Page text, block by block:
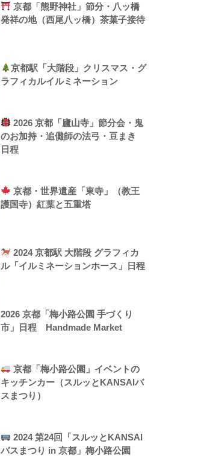
京都「熊野神社」節分・八ッ橋
発祥の地（西尾八ッ橋）茶菓子接待
京都駅「大階段」クリスマス・グ
ラフィカルイルミネーション
2026 京都「廬山寺」節分会・鬼
のお加持・追儺師の法弓・豆まき
日程
京都・世界遺産「東寺」（教王
護国寺）紅葉と五重塔
2024 京都駅 大階段 グラフィカ
ル「イルミネーションホース」日程
2026 京都「梅小路公園 手づくり
市」日程 Handmade Market
京都「梅小路公園」イベントの
キッチンカー（スルッとKANSAIバ
スまつり）
2024 第24回「スルッとKANSAI
バスまつり in 京都」梅小路公園